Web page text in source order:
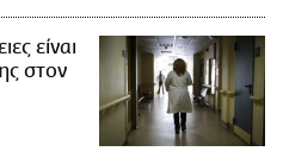
είναι
στον